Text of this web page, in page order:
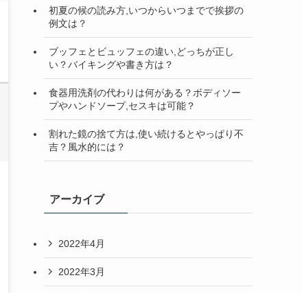
初夏の候の読み方,いつからいつまでで挨拶の
例文は？
ブッフェとビュッフェの違い,どっちが正し
い？バイキングや書き方は？
食器用洗剤の代わりは何がある？ボディソー
プやハンドソープ,セスキは可能？
割れた鏡の捨て方は,使い続けるとやっぱり不
吉？風水的には？
アーカイブ
2022年4月
2022年3月